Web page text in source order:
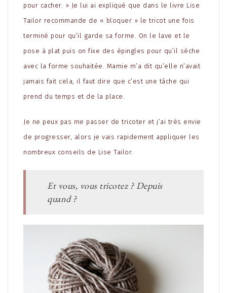
pour cacher. » Je lui ai expliqué que dans le livre Lise
Tailor recommande de « bloquer » le tricot une fois
terminé pour qu’il garde sa forme. On le lave et le
pose à plat puis on fixe des épingles pour qu’il sèche
avec la forme souhaitée. Mamie m’a dit qu’elle n’avait
jamais fait cela, il faut dire que c’est une tâche qui
prend du temps et de la place.
Je ne peux pas me passer de tricoter et j’ai très envie
de progresser, alors je vais rapidement appliquer les
nombreux conseils de Lise Tailor.
Et vous, vous tricotez ? Depuis
quand ?